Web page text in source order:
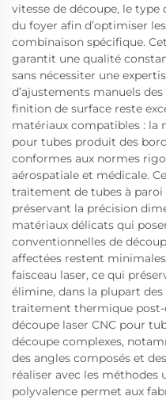
vitesse de découpe, le
du foyer afin d’optimiser
combinaison spécifique.
garantit une qualité
sans nécessiter une
d’ajustements manuels
finition de surface reste
matériaux compatibles : la
pour tubes produit des
conformes aux normes
aérospatiale et médicale.
traitement de tubes à
préservant la précision
matériaux délicats qui
conventionnelles de
affectées restent
faisceau laser, ce qui
élimine, dans la plupart des
traitement thermique post-
découpe laser CNC pour
découpe complexes,
des angles composés et
réaliser avec les méthodes
polyvalence permet aux